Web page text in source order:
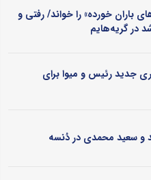
باران خورده» را خواند/ رفتی و
در گریه‌هایم
جدید رئیس و میوا برای
و سعید محمدی در دُنسه